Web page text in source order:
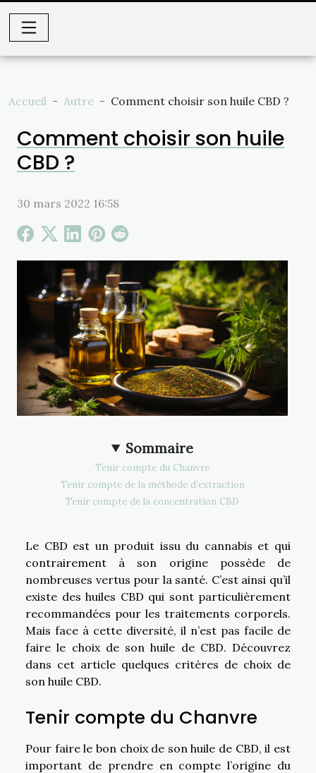
Accueil Autre Comment choisir son huile CBD ?
Comment choisir son huile
CBD ?
30 mars 2022 16:58
Sommaire
Tenir compte du Chanvre
Tenir compte de la méthode d’extraction
Tenir compte de la concentration CBD
Le CBD est un produit issu du cannabis et qui
contrairement à son origine possède de
nombreuses vertus pour la santé. C’est ainsi qu’il
existe des huiles CBD qui sont particulièrement
recommandées pour les traitements corporels.
Mais face à cette diversité, il n’est pas facile de
faire le choix de son huile de CBD. Découvrez
dans cet article quelques critères de choix de
son huile CBD.
Tenir compte du Chanvre
Pour faire le bon choix de son huile de CBD, il est
important de prendre en compte l’origine du